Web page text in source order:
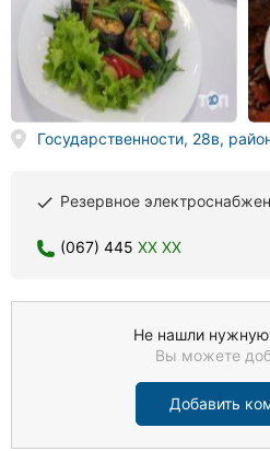
Государственности, 28в,
done Резервное
(067) 445 XX XX
Не нашли
Вы можете
Добавить